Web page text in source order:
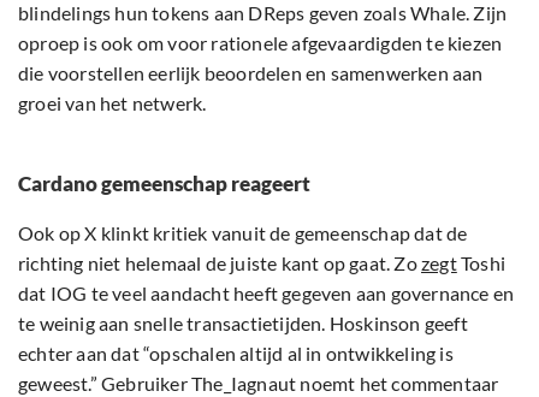
blindelings hun tokens aan DReps geven zoals Whale. Zijn
oproep is ook om voor rationele afgevaardigden te kiezen
die voorstellen eerlijk beoordelen en samenwerken aan
groei van het netwerk.
Cardano gemeenschap reageert
Ook op X klinkt kritiek vanuit de gemeenschap dat de
richting niet helemaal de juiste kant op gaat. ZozegtToshi
dat IOG te veel aandacht heeft gegeven aan governance en
te weinig aan snelle transactietijden. Hoskinson geeft
echter aan dat “opschalen altijd al in ontwikkeling is
geweest.” Gebruiker The_Iagnaut noemt het commentaar